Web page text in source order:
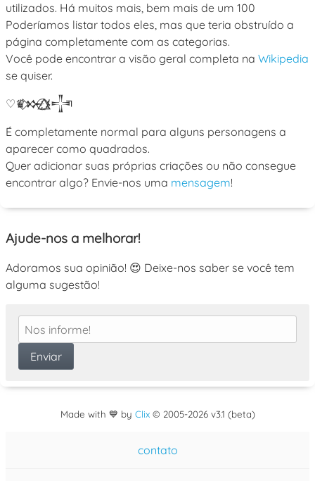
utilizados. Há muitos mais, bem mais de um 100
Poderíamos listar todos eles, mas que teria obstruído a
página completamente com as categorias.
Você pode encontrar a visão geral completa na Wikipedia
se quiser.
♡♛𒁍ﾒ𒋲
É completamente normal para alguns personagens a
aparecer como quadrados.
Quer adicionar suas próprias criações ou não consegue
encontrar algo? Envie-nos uma mensagem!
Ajude-nos a melhorar!
Adoramos sua opinião! 😍 Deixe-nos saber se você tem
alguma sugestão!
Made with 💙 by Clix© 2005-2026 v3.1 (beta)
contato